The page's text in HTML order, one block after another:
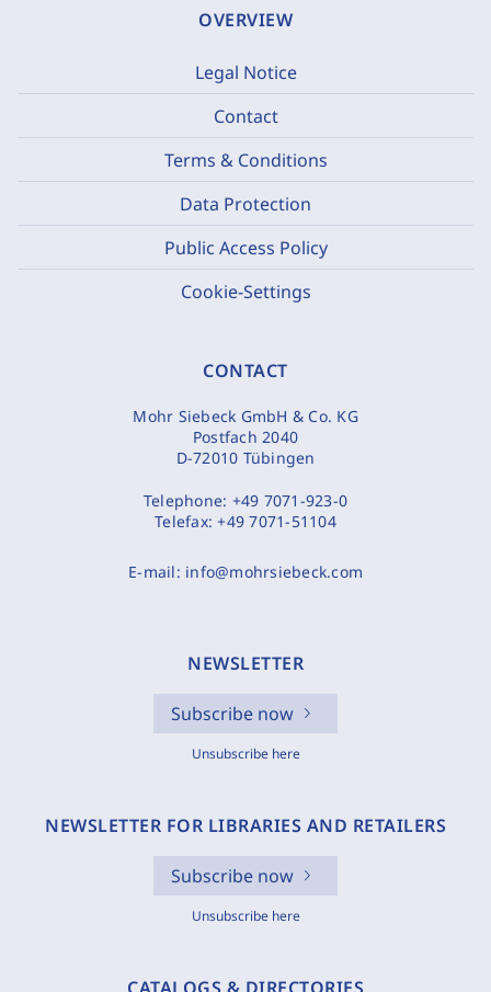
OVERVIEW
Legal Notice
Contact
Terms & Conditions
Data Protection
Public Access Policy
Cookie-Settings
CONTACT
Mohr Siebeck GmbH & Co. KG
Postfach 2040
D-72010 Tübingen
Telephone: +49 7071-923-0
Telefax:+49 7071-51104
E-mail: info@mohrsiebeck.com
NEWSLETTER
Subscribe now
Unsubscribe here
NEWSLETTER FOR LIBRARIES AND RETAILERS
Subscribe now
Unsubscribe here